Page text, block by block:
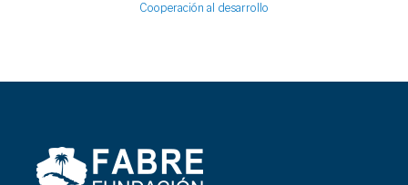
Cooperación al desarrollo